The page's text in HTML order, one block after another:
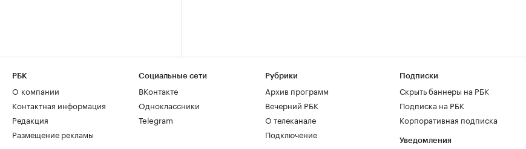
РБК
О компании
Контактная информация
Редакция
Размещение рекламы
Социальные сети
ВКонтакте
Одноклассники
Telegram
Рубрики
Архив программ
Вечерний РБК
О телеканале
Подключение
Подписки
Скрыть баннеры на РБК
Подписка на РБК
Корпоративная подписка
Уведомления